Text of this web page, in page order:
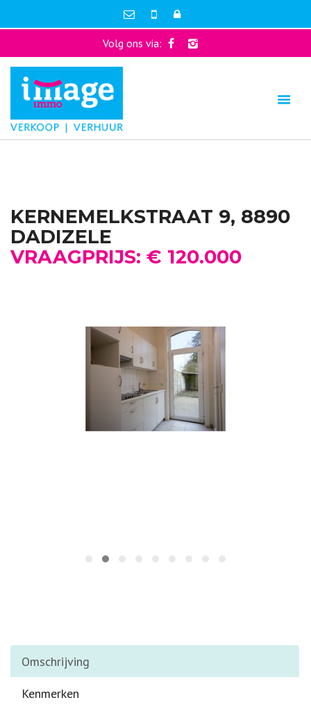
Volg ons via:
KERNEMELKSTRAAT 9, 8890
DADIZELE
VRAAGPRIJS: € 120.000
Omschrijving
Kenmerken